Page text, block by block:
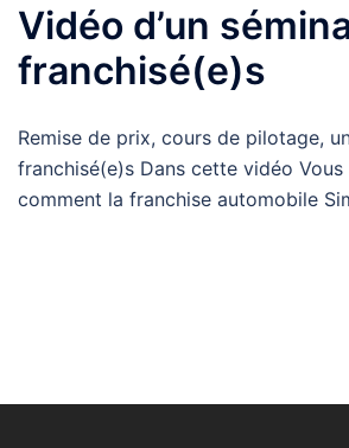
Vidéo d’un
franchisé(e)s
Remise de prix, cours de pilotage,
franchisé(e)s Dans cette vidéo
comment la franchise automobile